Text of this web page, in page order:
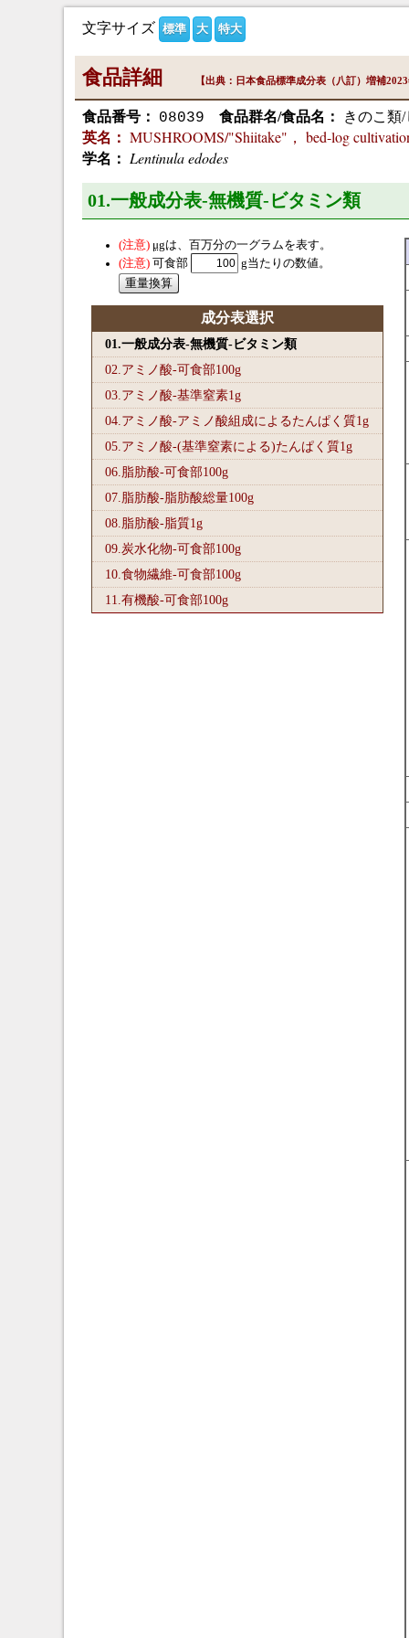
文字サイズ 標準 大 特大
食品詳細 【出典：日本食品標準成分表（八訂）増補
食品番号： 08039 食品群名/食品名：
きのこ類
英名： MUSHROOMS/"Shiitake"， bed-log
学名： Lentinula edodes
01.一般成分表-無機質-ビタミン類
μgは、百万分の一グラムを表す。
可食部
g当たりの数値。
成分表選択
01.一般成分表-無機質-ビタミン類
02.アミノ酸-可食部100g
03.アミノ酸-基準窒素1g
04.アミノ酸-アミノ酸組成によるたんぱく質1g
05.アミノ酸-(基準窒素による)たんぱく質1g
06.脂肪酸-可食部100g
07.脂肪酸-脂肪酸総量100g
08.脂肪酸-脂質1g
09.炭水化物-可食部100g
10.食物繊維-可食部100g
11.有機酸-可食部100g